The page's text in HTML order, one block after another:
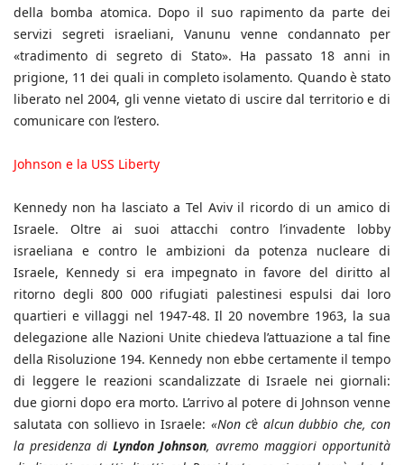
della bomba atomica. Dopo il suo rapimento da parte dei
servizi segreti israeliani, Vanunu venne condannato per
«tradimento di segreto di Stato». Ha passato 18 anni in
prigione, 11 dei quali in completo isolamento. Quando è stato
liberato nel 2004, gli venne vietato di uscire dal territorio e di
comunicare con l’estero.
Johnson e la USS Liberty
Kennedy non ha lasciato a Tel Aviv il ricordo di un amico di
Israele. Oltre ai suoi attacchi contro l’invadente lobby
israeliana e contro le ambizioni da potenza nucleare di
Israele, Kennedy si era impegnato in favore del diritto al
ritorno degli 800 000 rifugiati palestinesi espulsi dai loro
quartieri e villaggi nel 1947-48. Il 20 novembre 1963, la sua
delegazione alle Nazioni Unite chiedeva l’attuazione a tal fine
della Risoluzione 194. Kennedy non ebbe certamente il tempo
di leggere le reazioni scandalizzate di Israele nei giornali:
due giorni dopo era morto. L’arrivo al potere di Johnson venne
salutata con sollievo in Israele: «Non c’è alcun dubbio che, con
la presidenza di Lyndon Johnson, avremo maggiori opportunità